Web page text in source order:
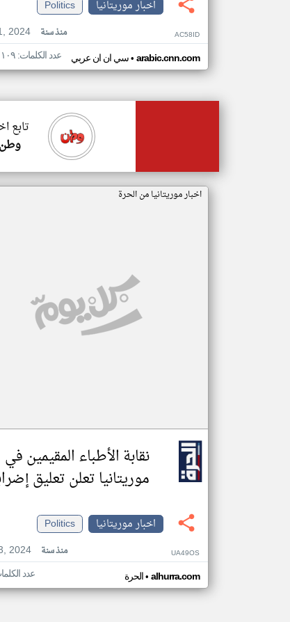
اخبار موريتانيا
Politics
2024
منذ سنة AC58ID
سي ان ان عربي• arabic.cnn.com عدد الكلمات: ١٠٩ ميديا: ٥
تابع
اخبار موريتانيا من الحرة
نقابة الأطباء المقيمين في
موريتانيا تعلن تعليق
اخبار موريتانيا
Politics
2024
منذ سنة UA49OS
الحرة• alhurra.com عدد الكلمات: